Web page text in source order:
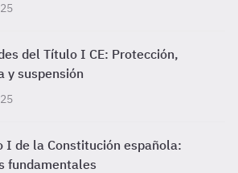
del Título I CE: Protección,
y suspensión
I de la Constitución española:
fundamentales